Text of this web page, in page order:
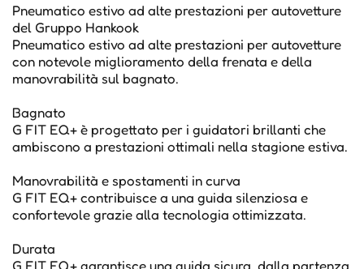
Pneumatico estivo ad alte prestazioni per autovetture
del Gruppo Hankook
Pneumatico estivo ad alte prestazioni per autovetture
con notevole miglioramento della frenata e della
manovrabilità sul bagnato.
Bagnato
G FIT EQ+ è progettato per i guidatori brillanti che
ambiscono a prestazioni ottimali nella stagione estiva.
Manovrabilità e spostamenti in curva
G FIT EQ+ contribuisce a una guida silenziosa e
confortevole grazie alla tecnologia ottimizzata.
Durata
G FIT EQ+ garantisce una guida sicura, dalla partenza